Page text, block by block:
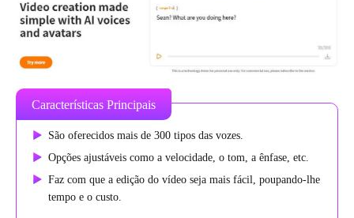
Características Principais
São oferecidos mais de 300 tipos das vozes.
Opções ajustáveis como a velocidade, o tom, a ênfase, etc.
Faz com que a edição do vídeo seja mais fácil, poupando-lhe
tempo e o custo.